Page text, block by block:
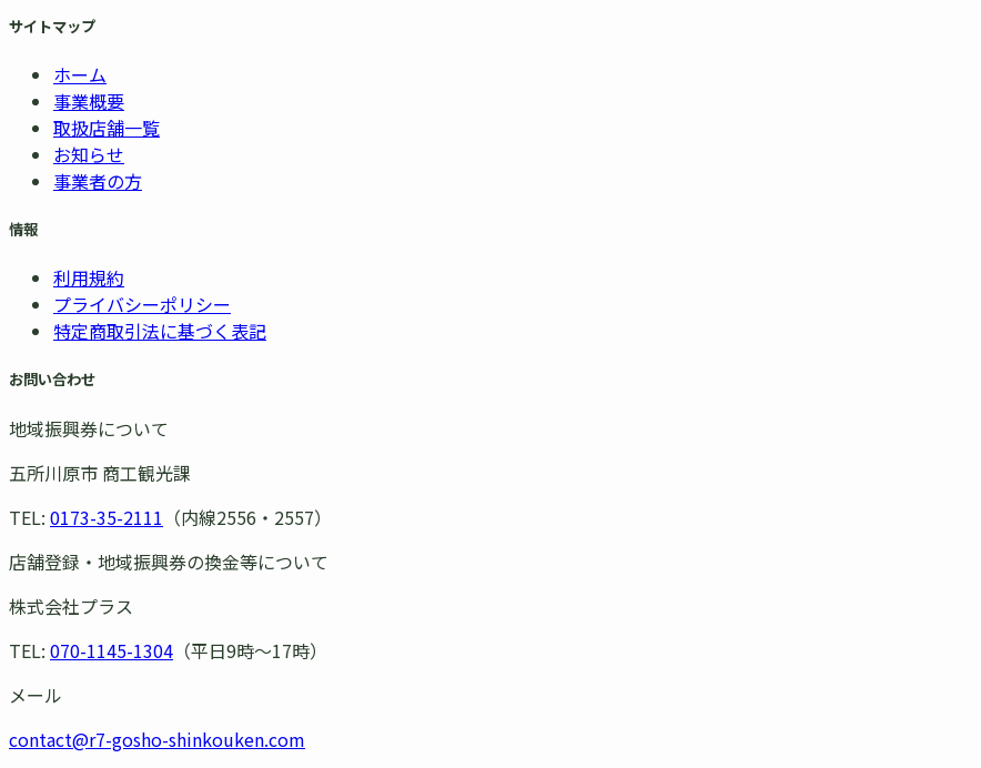
サイトマップ
ホーム
事業概要
取扱店舗一覧
お知らせ
事業者の方
情報
利用規約
プライバシーポリシー
特定商取引法に基づく表記
お問い合わせ
地域振興券について
五所川原市 商工観光課
TEL: 0173-35-2111 （内線2556・2557）
店舗登録・地域振興券の換金等について
株式会社プラス
TEL: 070-1145-1304 （平日9時〜17時）
メール
contact@r7-gosho-shinkouken.com